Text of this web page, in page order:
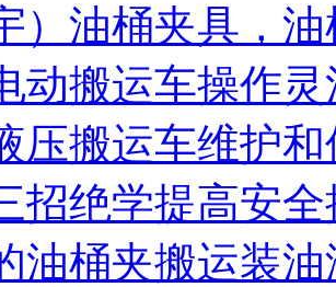
）油桶夹具，
动搬运车操作
压搬运车维护
招绝学提高安
油桶夹搬运装